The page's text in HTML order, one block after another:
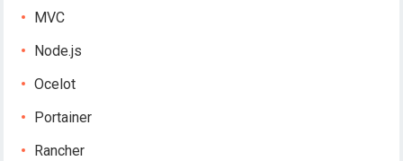
MVC
Node.js
Ocelot
Portainer
Rancher